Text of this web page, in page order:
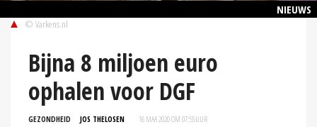
NIEUWS
© Varkens.nl
Bijna 8 miljoen euro
ophalen voor DGF
GEZONDHEID JOS THELOSEN 16 MAA 2020 OM 07:55UUR